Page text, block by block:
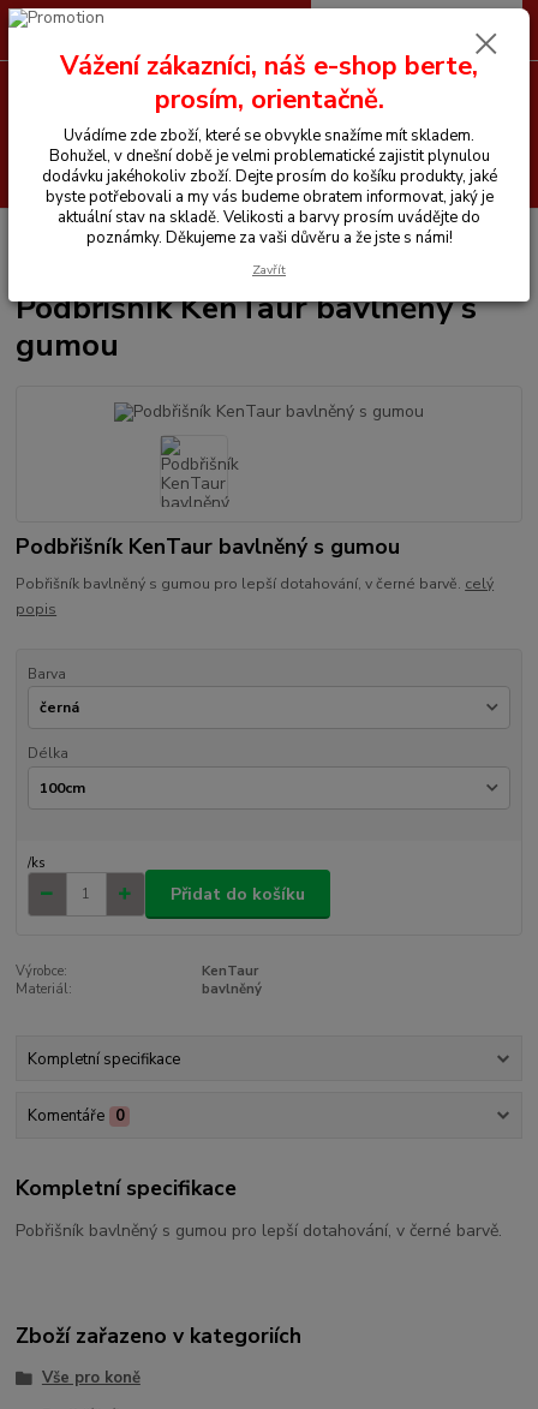
Hledat
+420 605 255 500 0 Kč
Vše pro koně Podbříšníky
Podbřišník KenTaur bavlněný s
Podbřišník KenTaur bavlněný s
gumou
Podbřišník KenTaur bavlněný s gumou
Pobřišník bavlněný s gumou pro lepší dotahování, v černé barvě. celý
popis
Barva
Délka
/ks
Přidat do košíku
Výrobce:
KenTaur
Materiál:
bavlněný
Kompletní specifikace
Komentáře 0
Kompletní specifikace
Pobřišník bavlněný s gumou pro lepší dotahování, v černé barvě.
Zboží zařazeno v kategoriích
Vše pro koně
Vážení zákazníci, náš e-shop berte,
prosím, orientačně.
Uvádíme zde zboží, které se obvykle snažíme mít skladem.
Bohužel, v dnešní době je velmi problematické zajistit plynulou
dodávku jakéhokoliv zboží. Dejte prosím do košíku produkty, jaké
byste potřebovali a my vás budeme obratem informovat, jaký je
aktuální stav na skladě. Velikosti a barvy prosím uvádějte do
poznámky. Děkujeme za vaši důvěru a že jste s námi!
Zavřít